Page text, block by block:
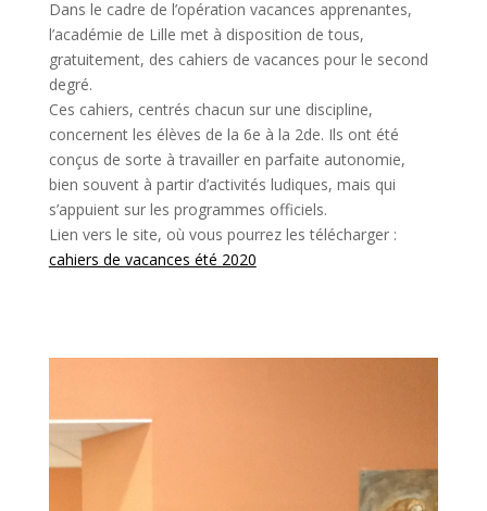
Dans le cadre de l’opération vacances apprenantes,
l’académie de Lille met à disposition de tous,
gratuitement, des cahiers de vacances pour le second
degré.
Ces cahiers, centrés chacun sur une discipline,
concernent les élèves de la 6e à la 2de. Ils ont été
conçus de sorte à travailler en parfaite autonomie,
bien souvent à partir d’activités ludiques, mais qui
s’appuient sur les programmes officiels.
Lien vers le site, où vous pourrez les télécharger :
cahiers de vacances été 2020